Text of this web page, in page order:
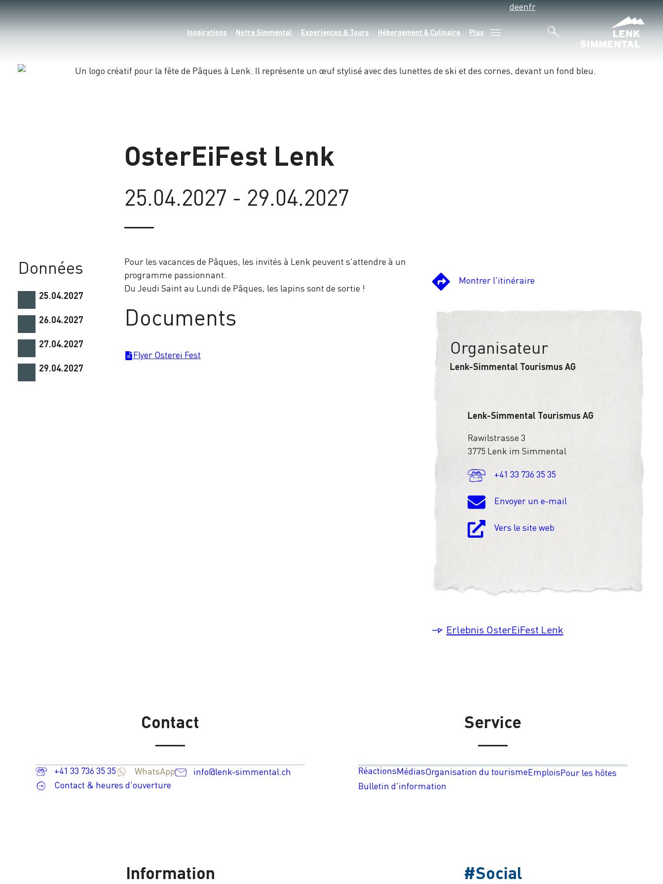
Inspirations Notre Simmental Experiences & Tours Hébergement & Culinaire Plus
deenfr
OsterEiFest Lenk
25.04.2027 - 29.04.2027
Données
25.04.2027
26.04.2027
27.04.2027
29.04.2027
Pour les vacances de Pâques, les invités à Lenk peuvent s'attendre à un
programme passionnant.
Du Jeudi Saint au Lundi de Pâques, les lapins sont de sortie !
Documents
Flyer Osterei Fest
Montrer l'itinéraire
Organisateur
Lenk-Simmental Tourismus AG
Lenk-Simmental Tourismus AG
Rawilstrasse 3
3775 Lenk im Simmental
+41 33 736 35 35
Envoyer un e-mail
Vers le site web
Erlebnis OsterEiFest Lenk
Contact
+41 33 736 35 35 WhatsApp
info@lenk-simmental.ch
Contact & heures d'ouverture
Service
RéactionsMédiasOrganisation du tourismeEmploisPour les hôtes
Bulletin d'information
Information #Social